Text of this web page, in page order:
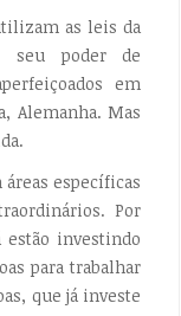
as leis da
seu poder de
em
Alemanha. Mas
específicas
Por
investindo
para trabalhar
que já investe